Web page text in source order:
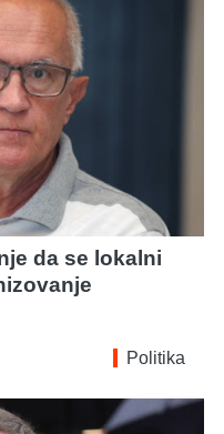
da se lokalni
Politika